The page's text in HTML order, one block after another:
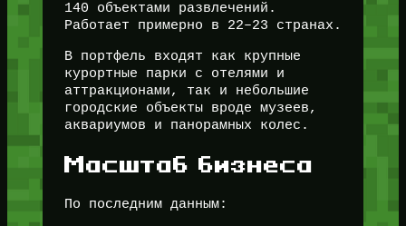
140 объектами развлечений.
Работает примерно в 22–23 странах.
В портфель входят как крупные
курортные парки с отелями и
аттракционами, так и небольшие
городские объекты вроде музеев,
аквариумов и панорамных колес.
Масштаб бизнеса
По последним данным: